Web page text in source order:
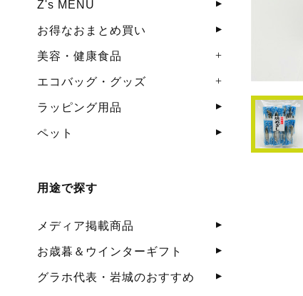
Z's MENU
お得なおまとめ買い
美容・健康食品
エコバッグ・グッズ
ラッピング用品
ペット
用途で探す
メディア掲載商品
お歳暮＆ウインターギフト
グラホ代表・岩城のおすすめ